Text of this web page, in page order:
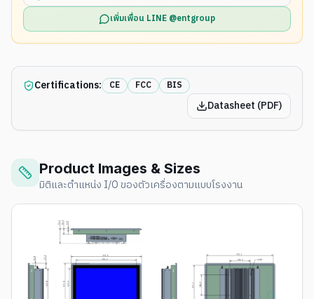
เพิ่มเพื่อน LINE @entgroup
Certifications: CE FCC BIS
Datasheet (PDF)
Product Images & Sizes
มิติและตำแหน่ง I/O ของตัวเครื่องตามแบบโรงงาน